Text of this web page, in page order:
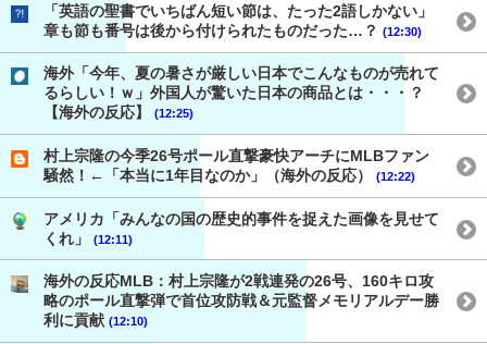
「英語の聖書でいちばん短い節は、たった2語しかない」
章も節も番号は後から付けられたものだった…？ (12:30)
海外「今年、夏の暑さが厳しい日本でこんなものが売れて
るらしい！ｗ」外国人が驚いた日本の商品とは・・・？
【海外の反応】
(12:25)
村上宗隆の今季26号ポール直撃豪快アーチにMLBファン
騒然！←「本当に1年目なのか」（海外の反応）
(12:22)
アメリカ「みんなの国の歴史的事件を捉えた画像を見せて
くれ」
(12:11)
海外の反応MLB：村上宗隆が2戦連発の26号、160キロ攻
略のポール直撃弾で首位攻防戦＆元監督メモリアルデー勝
利に貢献 (12:10)